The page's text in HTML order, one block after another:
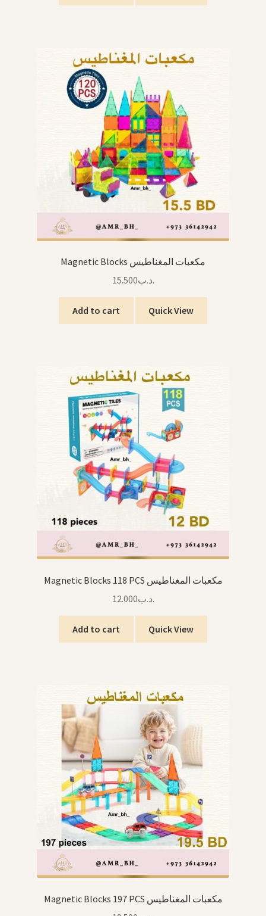
Magnetic Blocks مكعبات المغناطيس
.د.ب15.500
Add to cart Quick View
Magnetic Blocks 118 PCS مكعبات المغناطيس
.د.ب12.000
Add to cart Quick View
Magnetic Blocks 197 PCS مكعبات المغناطيس